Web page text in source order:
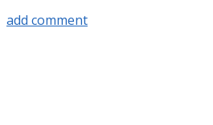
add comment